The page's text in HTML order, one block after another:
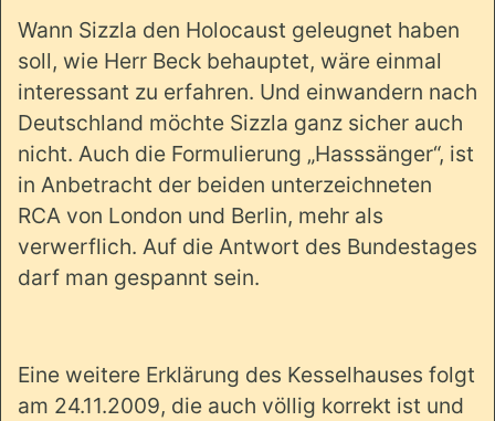
Wann Sizzla den Holocaust geleugnet haben
soll, wie Herr Beck behauptet, wäre einmal
interessant zu erfahren. Und einwandern nach
Deutschland möchte Sizzla ganz sicher auch
nicht. Auch die Formulierung „Hasssänger“, ist
in Anbetracht der beiden unterzeichneten
RCA von London und Berlin, mehr als
verwerflich. Auf die Antwort des Bundestages
darf man gespannt sein.
Eine weitere Erklärung des Kesselhauses folgt
am 24.11.2009, die auch völlig korrekt ist und